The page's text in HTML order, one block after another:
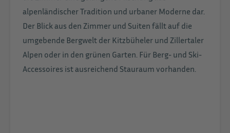
alpenländischer Tradition und urbaner Moderne dar.
Der Blick aus den Zimmer und Suiten fällt auf die
umgebende Bergwelt der Kitzbüheler und Zillertaler
Alpen oder in den grünen Garten. Für Berg- und Ski-
Accessoires ist ausreichend Stauraum vorhanden.